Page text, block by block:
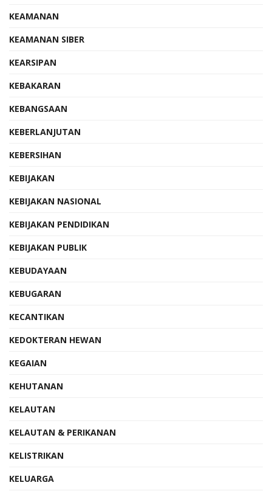
KEAMANAN
KEAMANAN SIBER
KEARSIPAN
KEBAKARAN
KEBANGSAAN
KEBERLANJUTAN
KEBERSIHAN
KEBIJAKAN
KEBIJAKAN NASIONAL
KEBIJAKAN PENDIDIKAN
KEBIJAKAN PUBLIK
KEBUDAYAAN
KEBUGARAN
KECANTIKAN
KEDOKTERAN HEWAN
KEGAIAN
KEHUTANAN
KELAUTAN
KELAUTAN & PERIKANAN
KELISTRIKAN
KELUARGA